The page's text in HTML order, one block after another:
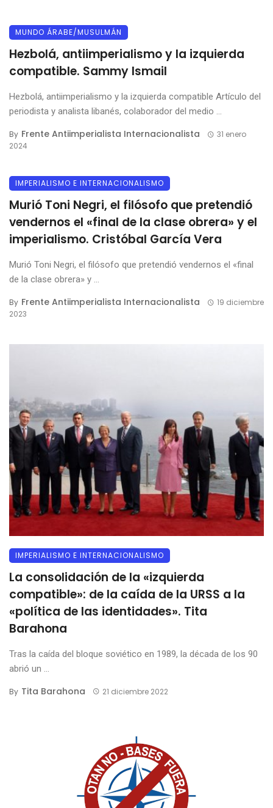
MUNDO ÁRABE/MUSULMÁN
Hezbolá, antiimperialismo y la izquierda
compatible. Sammy Ismail
Hezbolá, antiimperialismo y la izquierda compatible Artículo del
periodista y analista libanés, colaborador del medio ...
By Frente Antiimperialista Internacionalista
31 enero
2024
IMPERIALISMO E INTERNACIONALISMO
Murió Toni Negri, el filósofo que pretendió
vendernos el «final de la clase obrera» y el
imperialismo. Cristóbal García Vera
Murió Toni Negri, el filósofo que pretendió vendernos el «final
de la clase obrera» y ...
By Frente Antiimperialista Internacionalista
19 diciembre
2023
IMPERIALISMO E INTERNACIONALISMO
La consolidación de la «izquierda
compatible»: de la caída de la URSS a la
«política de las identidades». Tita
Barahona
Tras la caída del bloque soviético en 1989, la década de los 90
abrió un ...
By Tita Barahona 21 diciembre 2022